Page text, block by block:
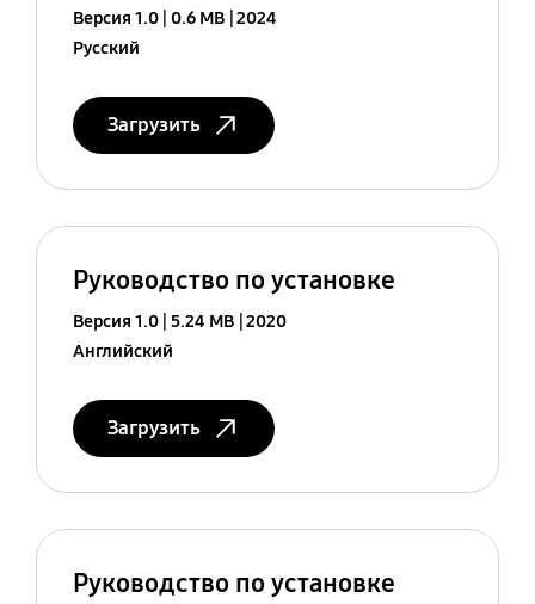
Версия 1.0 0.6 MB 2024
Русский
Загрузить
Руководство по установке
Версия 1.0 5.24 MB 2020
Английский
Загрузить
Руководство по установке